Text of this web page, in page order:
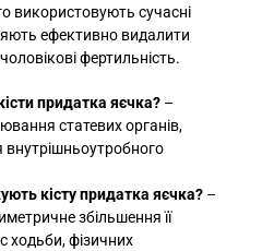
використовують сучасні
ефективно видалити
фертильність.
придатка яєчка? –
статевих органів,
кісту придатка яєчка? –
збільшення її
ходьби, фізичних